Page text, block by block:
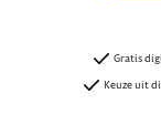
Gratis
Keuze uit